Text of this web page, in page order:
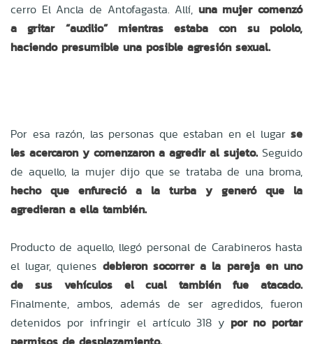
cerro El Ancla de Antofagasta. Allí, una mujer comenzó
a gritar “auxilio” mientras estaba con su pololo,
haciendo presumible una posible agresión sexual.
Por esa razón, las personas que estaban en el lugar se
les acercaron y comenzaron a agredir al sujeto. Seguido
de aquello, la mujer dijo que se trataba de una broma,
hecho que enfureció a la turba y generó que la
agredieran a ella también.
Producto de aquello, llegó personal de Carabineros hasta
el lugar, quienes debieron socorrer a la pareja en uno
de sus vehículos el cual también fue atacado.
Finalmente, ambos, además de ser agredidos, fueron
detenidos por infringir el artículo 318 y por no portar